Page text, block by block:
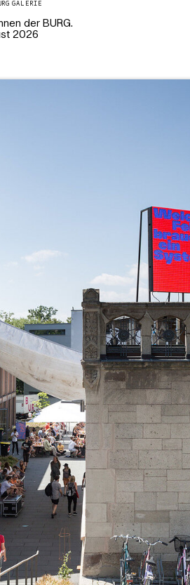
GALERIE
der BURG.
2026